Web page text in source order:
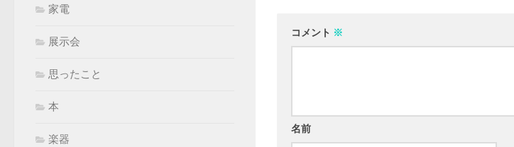
コメント ※
名前
家電
展示会
思ったこと
本
楽器